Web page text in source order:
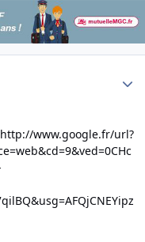
http://www.google.fr/url?